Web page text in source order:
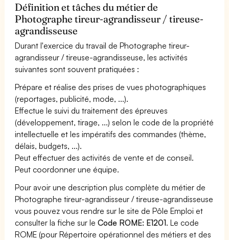
Définition et tâches du métier de
Photographe tireur-agrandisseur / tireuse-
agrandisseuse
Durant l'exercice du travail de Photographe tireur-
agrandisseur / tireuse-agrandisseuse, les activités
suivantes sont souvent pratiquées :
Prépare et réalise des prises de vues photographiques
(reportages, publicité, mode, ...).
Effectue le suivi du traitement des épreuves
(développement, tirage, ...) selon le code de la propriété
intellectuelle et les impératifs des commandes (thème,
délais, budgets, ...).
Peut effectuer des activités de vente et de conseil.
Peut coordonner une équipe.
Pour avoir une description plus complète du métier de
Photographe tireur-agrandisseur / tireuse-agrandisseuse
vous pouvez vous rendre sur le site de Pôle Emploi et
consulter la fiche sur leCode ROME: E1201. Le code
ROME (pour Répertoire opérationnel des métiers et des